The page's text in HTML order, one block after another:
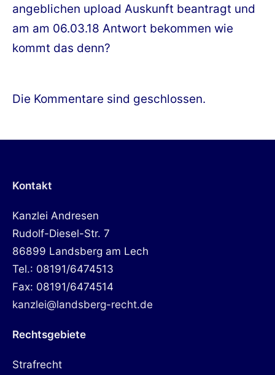
angeblichen upload Auskunft beantragt und
am am 06.03.18 Antwort bekommen wie
kommt das denn?
Die Kommentare sind geschlossen.
Kontakt
Kanzlei Andresen
Rudolf-Diesel-Str. 7
86899 Landsberg am Lech
Tel.: 08191/6474513
Fax: 08191/6474514
kanzlei@landsberg-recht.de
Rechtsgebiete
Strafrecht